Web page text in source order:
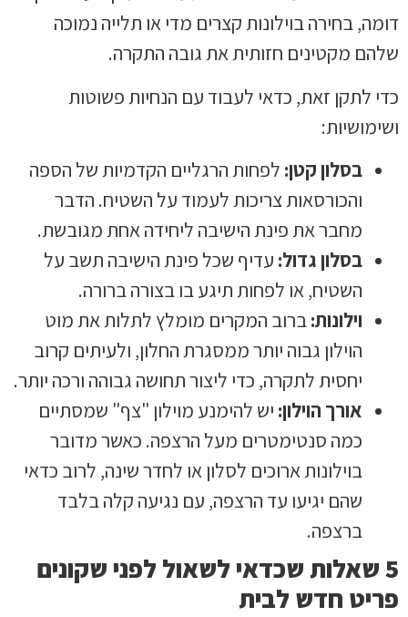
דומה, בחירה בוילונות קצרים מדי או תלייה נמוכה
שלהם מקטינים חזותית את גובה התקרה.
כדי לתקן זאת, כדאי לעבוד עם הנחיות פשוטות
ושימושיות:
בסלון קטן: לפחות הרגליים הקדמיות של הספה
והכורסאות צריכות לעמוד על השטיח. הדבר
מחבר את פינת הישיבה ליחידה אחת מגובשת.
בסלון גדול: עדיף שכל פינת הישיבה תשב על
השטיח, או לפחות תיגע בו בצורה ברורה.
וילונות:ברוב המקרים מומלץ לתלות את מוט
הוילון גבוה יותר ממסגרת החלון, ולעיתים קרוב
יחסית לתקרה, כדי ליצור תחושה גבוהה ורכה יותר.
אורך הוילון: יש להימנע מוילון "צף" שמסתיים
כמה סנטימטרים מעל הרצפה. כאשר מדובר
בוילונות ארוכים לסלון או לחדר שינה, לרוב כדאי
שהם יגיעו עד הרצפה, עם נגיעה קלה בלבד
ברצפה.
5 שאלות שכדאי לשאול לפני שקונים
פריט חדש לבית